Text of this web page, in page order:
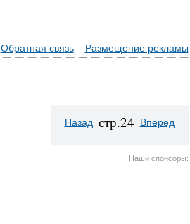
Обратная связь Размещение рекламы
Назад стр.24 Вперед
Наши спонсоры: